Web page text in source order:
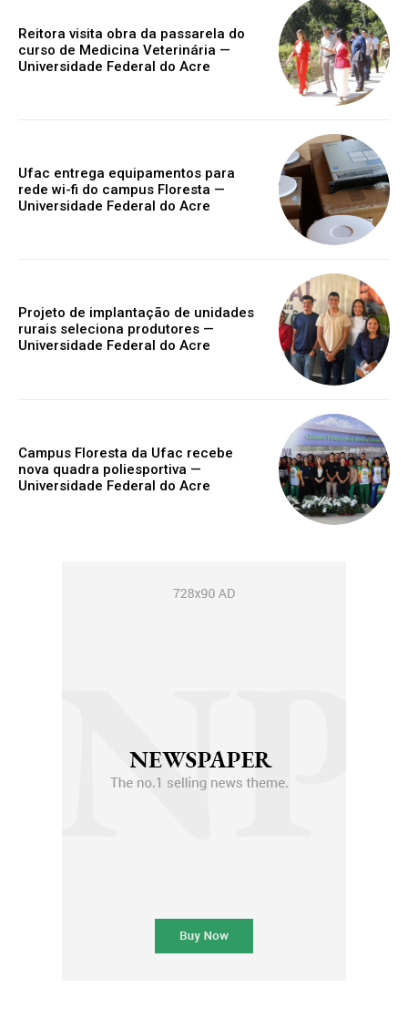
Reitora visita obra da passarela do
curso de Medicina Veterinária —
Universidade Federal do Acre
Ufac entrega equipamentos para
rede wi-fi do campus Floresta —
Universidade Federal do Acre
Projeto de implantação de unidades
rurais seleciona produtores —
Universidade Federal do Acre
Campus Floresta da Ufac recebe
nova quadra poliesportiva —
Universidade Federal do Acre